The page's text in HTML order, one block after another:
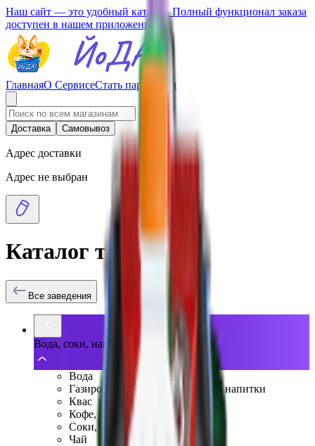
Наш сайт — это удобный каталог. Полный функционал заказа
доступен в нашем приложении.
ГлавнаяО СервисеСтать партнером
Доставка Самовывоз
Адрес доставки
Адрес не выбран
Каталог товаров
Все заведения
Вода, соки, напитки, чай, кофе
Вода
Газированные, негазированные напитки
Квас
Кофе, какао
Соки, нектары, морсы
Чай